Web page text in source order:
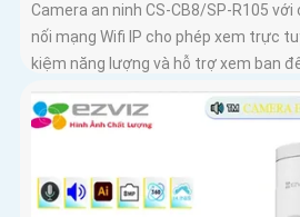
Camera an ninh CS-CB8/SP-R105
nối mạng Wifi IP cho phép xem trực
kiệm năng lượng và hỗ trợ xem ban
CS-CB8/SP-R105 là camera an ninh
thoại xem từ xa qua Wifi IP